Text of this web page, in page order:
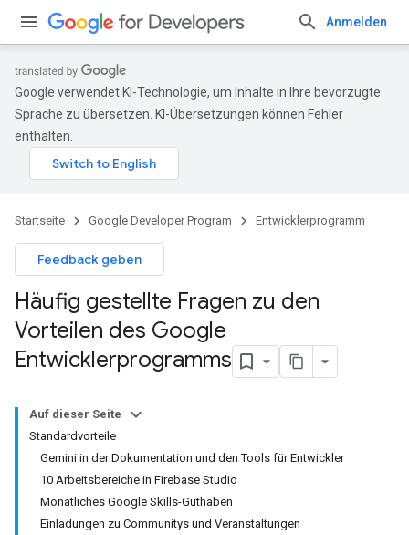
Anmelden
Google verwendet KI-Technologie, um Inhalte in Ihre bevorzugte
Sprache zu übersetzen. KI-Übersetzungen können Fehler
enthalten.
Startseite Google Developer Program Entwicklerprogramm
Feedback geben
Häufig gestellte Fragen zu den
Vorteilen des Google
Entwicklerprogramms
Auf dieser Seite
Standardvorteile
Gemini in der Dokumentation und den Tools für Entwickler
10 Arbeitsbereiche in Firebase Studio
Monatliches Google Skills-Guthaben
Einladungen zu Communitys und Veranstaltungen